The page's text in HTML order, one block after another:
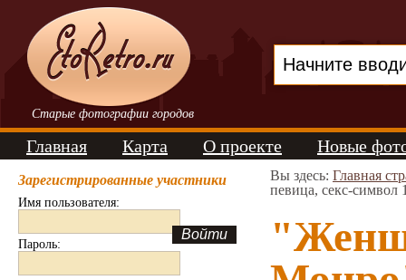
Старые фотографии городов
Главная Карта О проекте Новые
Зарегистрированные участники
Имя пользователя:
Пароль:
Вы здесь: Главная
певица, секс-символ